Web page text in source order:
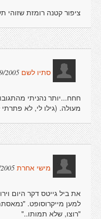
ציפור קטנה רומזת שזוהי
סתיו לשם 13:05:12
חחח...יותר נהניתי
מעולה. (גילו לי, לא
מישי אחרת
את ביל גייטס דקר היום
למען מייקרוסופט.
"רוצו, שלא תמותו.."